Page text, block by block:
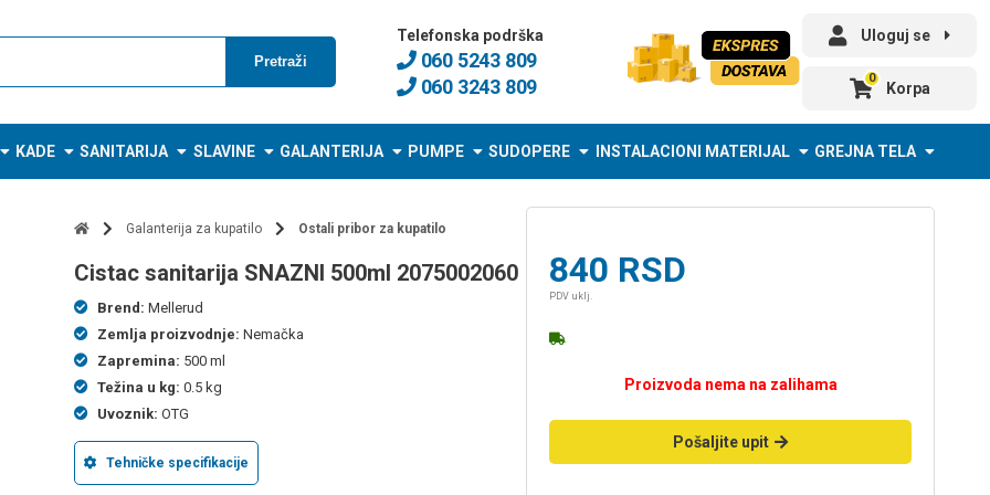
Pretraži
Telefonska podrška
060 5243 809
060 3243 809
Uloguj se
0
Korpa
KADE SANITARIJA SLAVINE GALANTERIJA PUMPE SUDOPERE INSTALACIONI MATERIJAL GREJNA TELA
Galanterija za kupatilo Ostali pribor za kupatilo
cistac sanitarija SNAZNI 500ml 2075002060
Brend: Mellerud
Zemlja proizvodnje: Nemačka
Zapremina: 500 ml
Težina u kg: 0.5 kg
Uvoznik: OTG
Tehničke specifikacije
840 RSD
PDV uklj.
Proizvoda nema na zalihama
Pošaljite upit